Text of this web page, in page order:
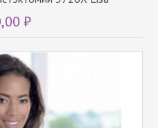
₽